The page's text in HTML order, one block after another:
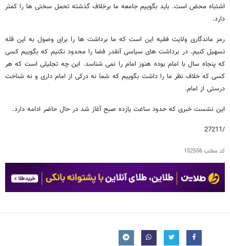
اشتباه محض است. باید بگوییم جامعه ما برخلاف گذشته تحمل سختی ها را کمتر
دارد.
رمز ماندگاری ولایت فقیه این است که ما برداشت ها را برای وصول به این قله
تسهیل کنیم. در برداشت های سیاسی آنقدر فضا را محدود نکنیم که بگوییم کسی
که پنجاه سال با امام بوده هنوز امام را نمی شناسد. این چه تجلیلی است که هر
کسی که خلاف نظر ما را داشت بگوییم که شما نه درکی از امام داری و نه شناخت
درستی از امام.
این نشست خبری که حدود ساعت یازده صبح آغاز شد در حال حاضر ادامه دارد.
/27211
کد مطلب152556